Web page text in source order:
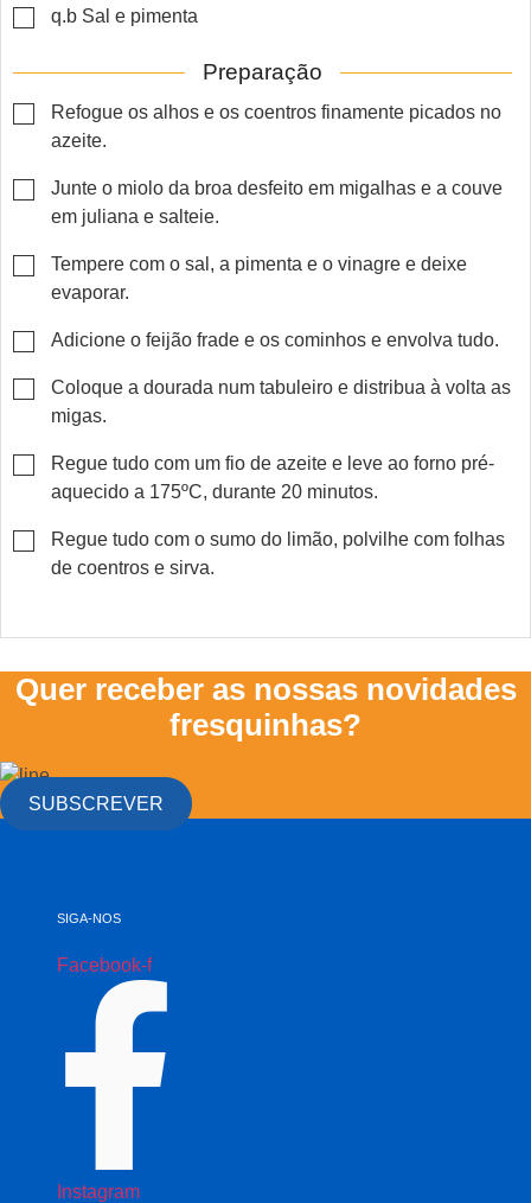
▢
q.b Sal e pimenta
Preparação
▢
Refogue os alhos e os coentros finamente picados no
azeite.
▢
Junte o miolo da broa desfeito em migalhas e a couve
em juliana e salteie.
▢
Tempere com o sal, a pimenta e o vinagre e deixe
evaporar.
▢
Adicione o feijão frade e os cominhos e envolva tudo.
▢
Coloque a dourada num tabuleiro e distribua à volta as
migas.
▢
Regue tudo com um fio de azeite e leve ao forno pré-
aquecido a 175ºC, durante 20 minutos.
▢
Regue tudo com o sumo do limão, polvilhe com folhas
de coentros e sirva.
Quer receber as nossas novidades
fresquinhas?
SUBSCREVER
SIGA-NOS
Facebook-f
Instagram